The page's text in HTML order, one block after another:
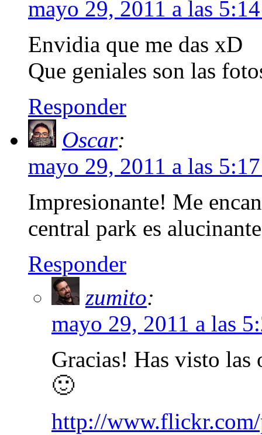
mayo 29, 2011 a las
Envidia que me das xD
Que geniales son las
Responder
Oscar:
mayo 29, 2011 a las
Impresionante! Me
central park es
Responder
zumito:
mayo 29, 2011 a las
Gracias! Has visto las
🙂
http://